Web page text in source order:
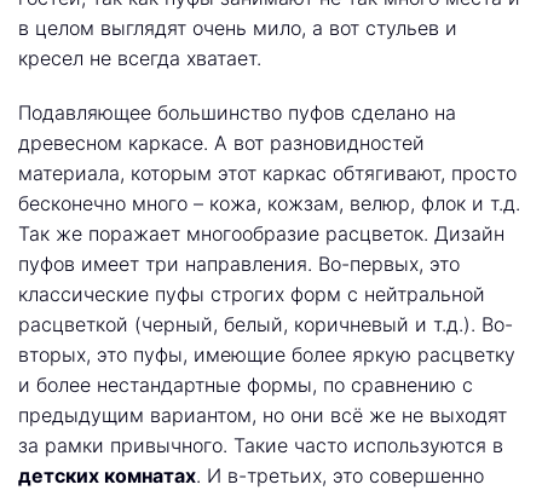
в целом выглядят очень мило, а вот стульев и
кресел не всегда хватает.
Подавляющее большинство пуфов сделано на
древесном каркасе. А вот разновидностей
материала, которым этот каркас обтягивают, просто
бесконечно много – кожа, кожзам, велюр, флок и т.д.
Так же поражает многообразие расцветок. Дизайн
пуфов имеет три направления. Во-первых, это
классические пуфы строгих форм с нейтральной
расцветкой (черный, белый, коричневый и т.д.). Во-
вторых, это пуфы, имеющие более яркую расцветку
и более нестандартные формы, по сравнению с
предыдущим вариантом, но они всё же не выходят
за рамки привычного. Такие часто используются в
детских комнатах. И в-третьих, это совершенно